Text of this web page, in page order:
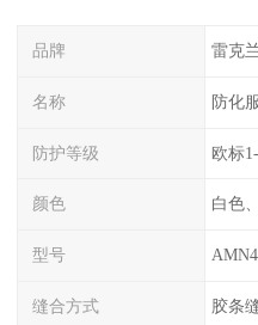
品牌 雷克
名称 防化
防护等级 欧标
颜色 白色
型号
缝合方式 胶条